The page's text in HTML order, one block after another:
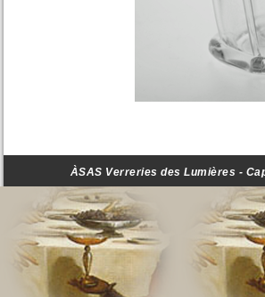
ÀSAS Verreries des Lumières -